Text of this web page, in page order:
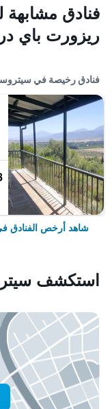
فنادق مشابهة
ريزورت باي
فنادق رخيصة في
شاهد أرخص الفنادق
استكشف